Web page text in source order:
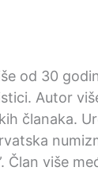
od 30
Autor
članaka.
Član više